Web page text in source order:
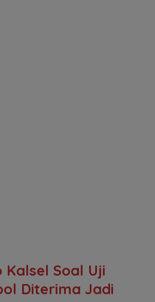
Kalsel Soal Uji
Diterima Jadi